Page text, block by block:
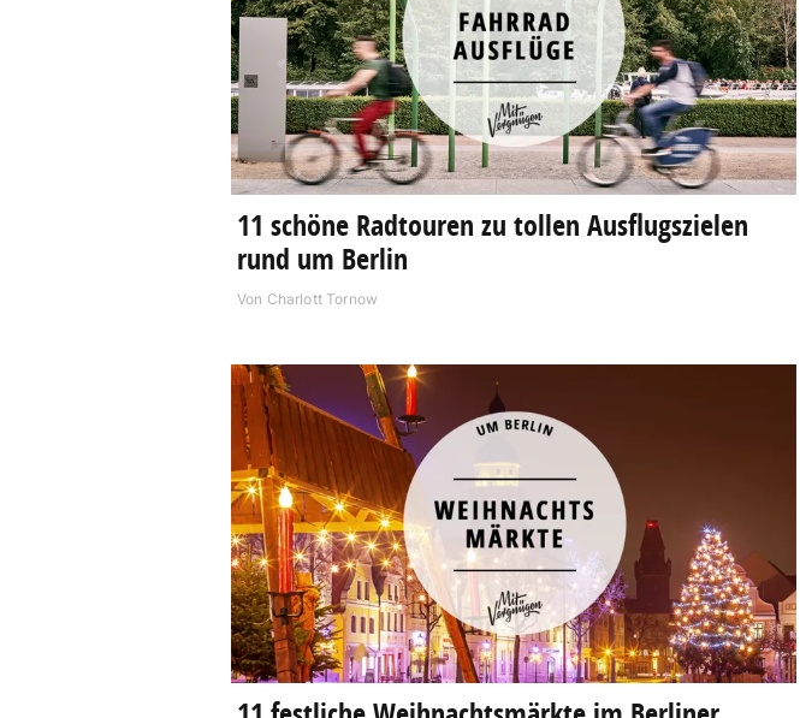
11 schöne Radtouren zu tollen Ausflugszielen
rund um Berlin
Von Charlott Tornow